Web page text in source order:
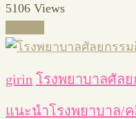
5106 Views
girin โรงพยาบาลศัลย
แนะนำโรงพยาบาล/